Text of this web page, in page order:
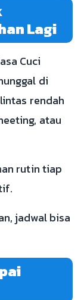
Lagi
Cuci
di
rendah
atau
rutin tiap
jadwal bisa